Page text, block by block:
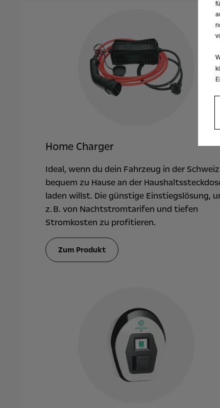
Home Charger
Ideal, wenn du dein Fahrzeug in der Schweiz
bequem zu Hause an der
laden willst. Die günstige Einstiegslösung,
z. B. von Nachtstromtarifen und tiefen
Stromkosten zu profitieren.
Zum Produkt